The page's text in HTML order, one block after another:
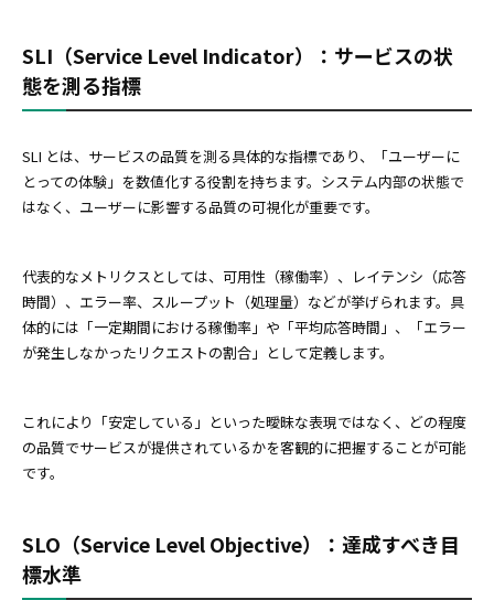
SLI（Service Level Indicator）：サービスの状
態を測る指標
SLI とは、サービスの品質を測る具体的な指標であり、「ユーザーに
とっての体験」を数値化する役割を持ちます。システム内部の状態で
はなく、ユーザーに影響する品質の可視化が重要です。
代表的なメトリクスとしては、可用性（稼働率）、レイテンシ（応答
時間）、エラー率、スループット（処理量）などが挙げられます。具
体的には「一定期間における稼働率」や「平均応答時間」、「エラー
が発生しなかったリクエストの割合」として定義します。
これにより「安定している」といった曖昧な表現ではなく、どの程度
の品質でサービスが提供されているかを客観的に把握することが可能
です。
SLO（Service Level Objective）：達成すべき目
標水準